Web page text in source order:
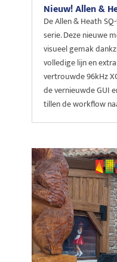
Nieuw! Allen &
De Allen & Heath
serie. Deze nieuwe
visueel gemak
volledige lijn en
vertrouwde 96kHz
de vernieuwde GUI
tillen de workflow